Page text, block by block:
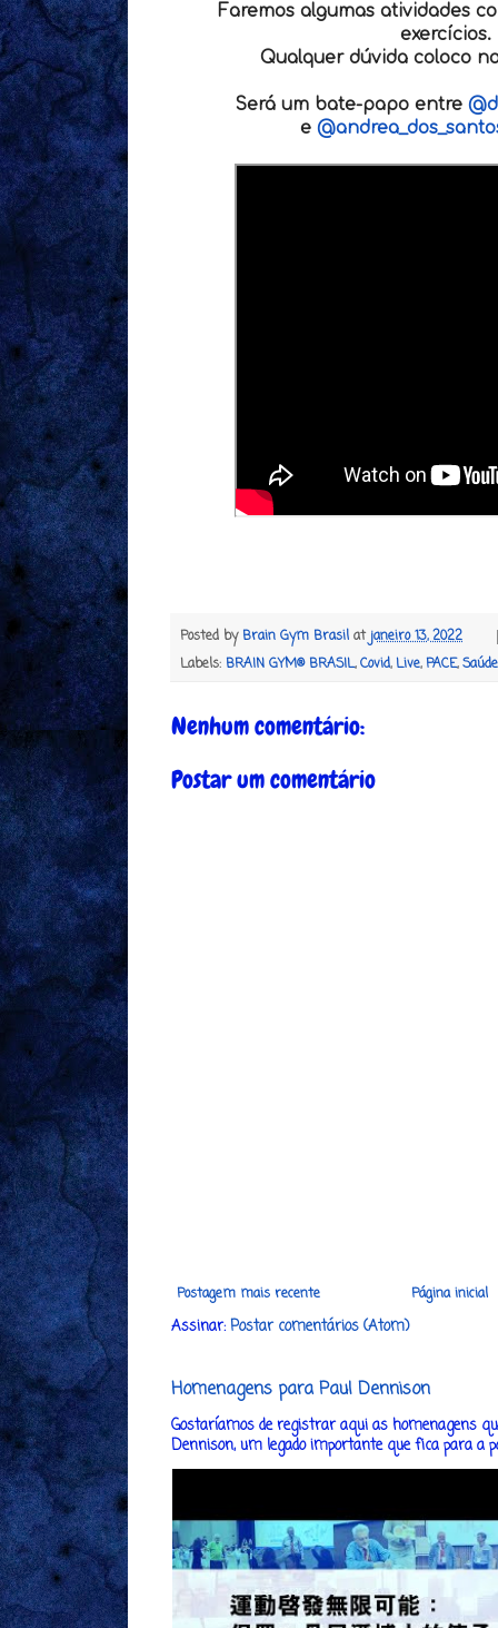
Faremos algumas atividades
exercícios.
Qualquer dúvida coloco
Será um bate-papo entre
e
Posted by Brain Gym Brasil at janeiro 13, 2022
Labels: BRAIN GYM® BRASIL,Covid, Live,PACE,Saúde
Nenhum comentário:
Postar um comentário
Postagem mais recente Página inicial
Assinar:Postar comentários (Atom)
Homenagens para Paul Dennison
Gostaríamos de registrar aqui as homenagens
Dennison, um legado importante que fica para a